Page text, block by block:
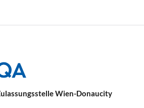
Wien-Donaucity